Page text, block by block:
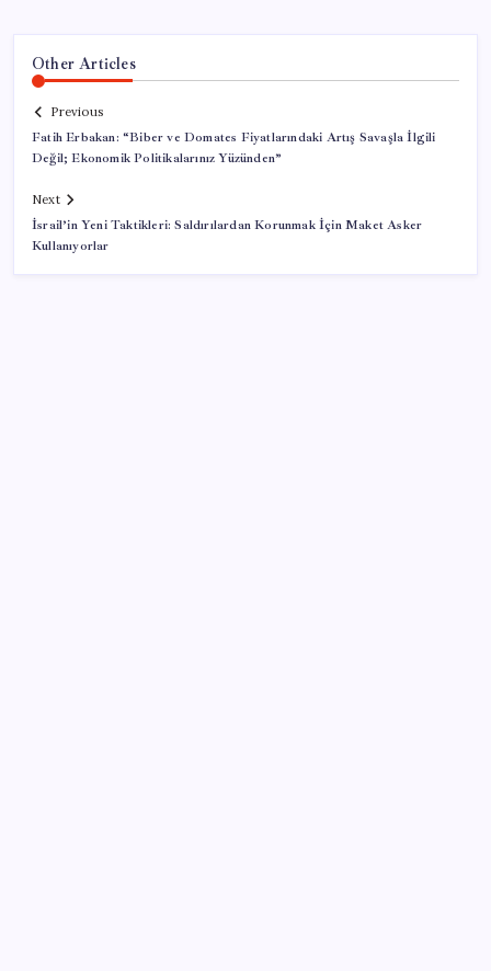
Other Articles
Previous
Fatih Erbakan: “Biber ve Domates Fiyatlarındaki Artış Savaşla İlgili
Değil; Ekonomik Politikalarınız Yüzünden”
Next
İsrail’in Yeni Taktikleri: Saldırılardan Korunmak İçin Maket Asker
Kullanıyorlar